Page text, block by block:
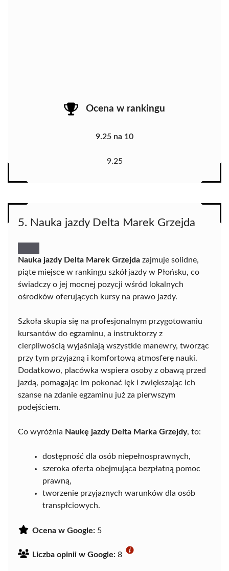
Ocena w rankingu
9.25 na 10
9.25
5. Nauka jazdy Delta Marek Grzejda
Nauka jazdy Delta Marek Grzejda zajmuje solidne,
piąte miejsce w rankingu szkół jazdy w Płońsku, co
świadczy o jej mocnej pozycji wśród lokalnych
ośrodków oferujących kursy na prawo jazdy.
Szkoła skupia się na profesjonalnym przygotowaniu
kursantów do egzaminu, a instruktorzy z
cierpliwością wyjaśniają wszystkie manewry, tworząc
przy tym przyjazną i komfortową atmosferę nauki.
Dodatkowo, placówka wspiera osoby z obawą przed
jazdą, pomagając im pokonać lęk i zwiększając ich
szanse na zdanie egzaminu już za pierwszym
podejściem.
Co wyróżnia Naukę jazdy Delta Marka Grzejdy, to:
dostępność dla osób niepełnosprawnych,
szeroka oferta obejmująca bezpłatną pomoc
prawną,
tworzenie przyjaznych warunków dla osób
transpłciowych.
Ocena w Google: 5
Liczba opinii w Google: 8